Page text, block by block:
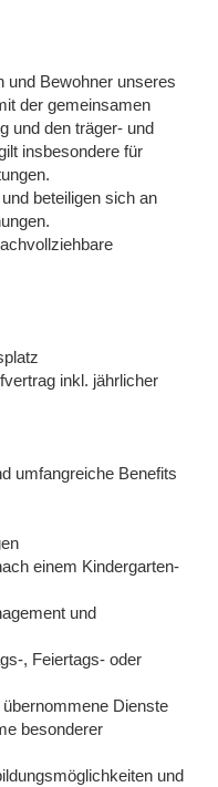
und Bewohner unseres
der gemeinsamen
und den träger- und
insbesondere für
beteiligen sich an
inkl. jährlicher
umfangreiche Benefits
einem Kindergarten-
und
, Feiertags- oder
Dienste
besonderer
und